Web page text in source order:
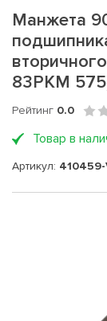
Манжета
83РКМ
Рейтинг 0.0
Товар в
Артикул: